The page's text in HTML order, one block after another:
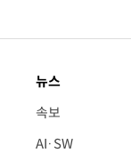
뉴스
속보
AI·SW